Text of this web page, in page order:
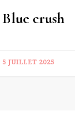
Blue crush
5 JUILLET 2025